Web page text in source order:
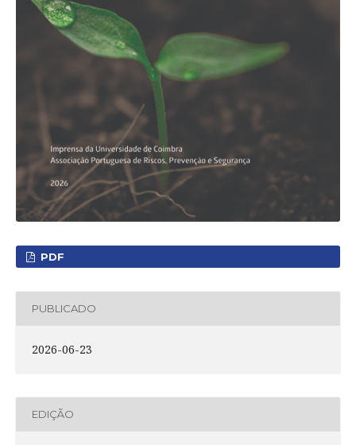
PDF
PUBLICADO
2026-06-23
EDIÇÃO